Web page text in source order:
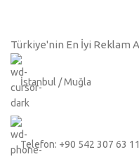
Türkiye'nin En İyi Reklam
İstanbul / Muğla
Telefon: +90 542 307 63 11